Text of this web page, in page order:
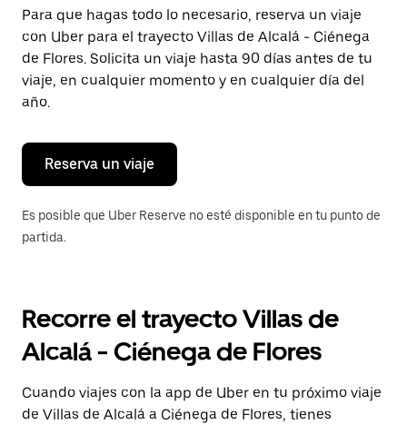
Presiona
la
tecla Esc
para
cerrar
el
calendario.
Para que hagas todo lo necesario, reserva un viaje
con Uber para el trayecto Villas de Alcalá - Ciénega
de Flores. Solicita un viaje hasta 90 días antes de tu
viaje, en cualquier momento y en cualquier día del
año.
Reserva un viaje
Es posible que Uber Reserve no esté disponible en tu punto de
partida.
Recorre el trayecto Villas de
Alcalá - Ciénega de Flores
Cuando viajes con la app de Uber en tu próximo viaje
de Villas de Alcalá a Ciénega de Flores, tienes